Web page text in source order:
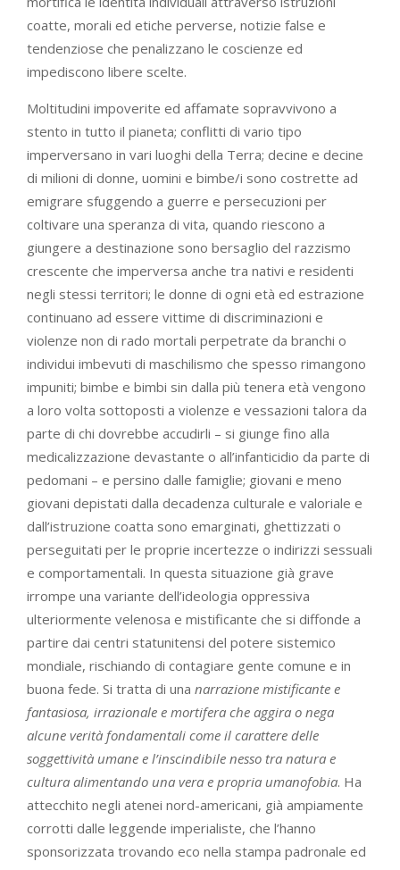
coatte, morali ed etiche perverse, notizie false e
tendenziose che penalizzano le coscienze ed
impediscono libere scelte.
Moltitudini impoverite ed affamate sopravvivono a
stento in tutto il pianeta; conflitti di vario tipo
imperversano in vari luoghi della Terra; decine e decine
di milioni di donne, uomini e bimbe/i sono costrette ad
emigrare sfuggendo a guerre e persecuzioni per
coltivare una speranza di vita, quando riescono a
giungere a destinazione sono bersaglio del razzismo
crescente che imperversa anche tra nativi e residenti
negli stessi territori; le donne di ogni età ed estrazione
continuano ad essere vittime di discriminazioni e
violenze non di rado mortali perpetrate da branchi o
individui imbevuti di maschilismo che spesso rimangono
impuniti; bimbe e bimbi sin dalla più tenera età vengono
a loro volta sottoposti a violenze e vessazioni talora da
parte di chi dovrebbe accudirli – si giunge fino alla
medicalizzazione devastante o all’infanticidio da parte di
pedomani – e persino dalle famiglie; giovani e meno
giovani depistati dalla decadenza culturale e valoriale e
dall’istruzione coatta sono emarginati, ghettizzati o
perseguitati per le proprie incertezze o indirizzi sessuali
e comportamentali. In questa situazione già grave
irrompe una variante dell’ideologia oppressiva
ulteriormente velenosa e mistificante che si diffonde a
partire dai centri statunitensi del potere sistemico
mondiale, rischiando di contagiare gente comune e in
buona fede. Si tratta di una narrazione mistificante e
fantasiosa, irrazionale e mortifera che aggira o nega
alcune verità fondamentali come il carattere delle
soggettività umane e l’inscindibile nesso tra natura e
cultura alimentando una vera e propria umanofobia. Ha
attecchito negli atenei nord-americani, già ampiamente
corrotti dalle leggende imperialiste, che l’hanno
sponsorizzata trovando eco nella stampa padronale ed